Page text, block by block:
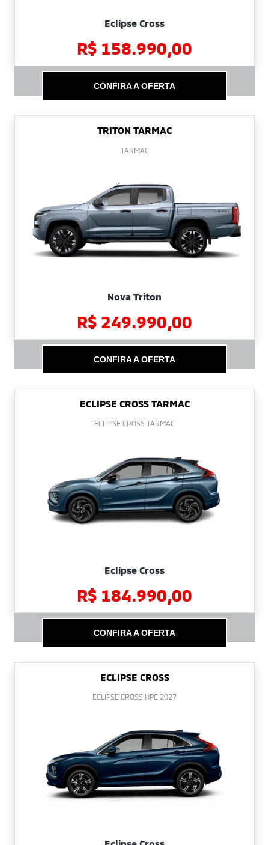
Eclipse Cross
R$ 158.990,00
CONFIRA A OFERTA
TRITON TARMAC
TARMAC
Nova Triton
R$ 249.990,00
CONFIRA A OFERTA
ECLIPSE CROSS TARMAC
ECLIPSE CROSS TARMAC
Eclipse Cross
R$ 184.990,00
CONFIRA A OFERTA
ECLIPSE CROSS
ECLIPSE CROSS HPE 2027